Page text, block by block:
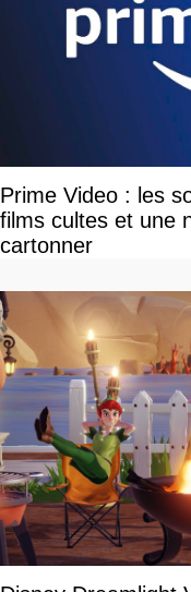
Prime Video : les
films cultes et une
cartonner